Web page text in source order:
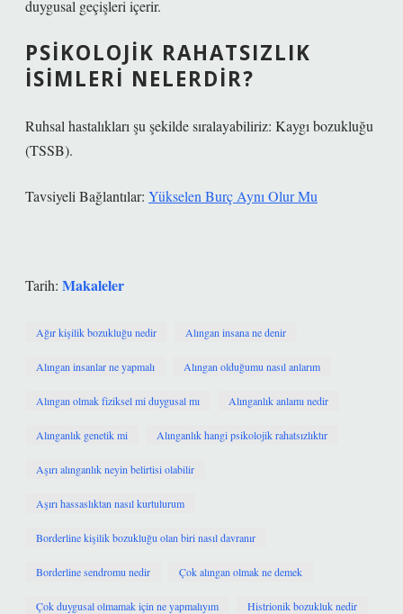
duygusal geçişleri içerir.
PSIKOLOJIK RAHATSIZLIK
ISIMLERI NELERDIR?
Ruhsal hastalıkları şu şekilde sıralayabiliriz: Kaygı bozukluğu
(TSSB).
Tavsiyeli Bağlantılar: Yükselen Burç Aynı Olur Mu
Tarih: Makaleler
Ağır kişilik bozukluğu nedir Alıngan insana ne denir
Alıngan insanlar ne yapmalı Alıngan olduğumu nasıl anlarım
Alıngan olmak fiziksel mi duygusal mı Alınganlık anlamı nedir
Alınganlık genetik mi Alınganlık hangi psikolojik rahatsızlıktır
Aşırı alınganlık neyin belirtisi olabilir
Aşırı hassaslıktan nasıl kurtulurum
Borderline kişilik bozukluğu olan biri nasıl davranır
Borderline sendromu nedir Çok alıngan olmak ne demek
Çok duygusal olmamak için ne yapmalıyım Histrionik bozukluk nedir